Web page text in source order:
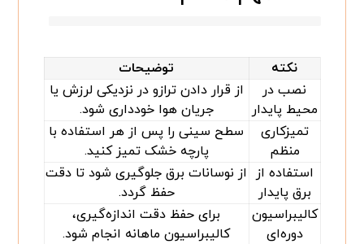
نکته
توضیحات
نصب در
محیط پایدار
از قرار دادن ترازو در نزدیکی لرزش یا
جریان هوا خودداری شود.
تمیزکاری
منظم
سطح سینی را پس از هر استفاده با
پارچه خشک تمیز کنید.
استفاده از
برق پایدار
از نوسانات برق جلوگیری شود تا دقت
حفظ گردد.
کالیبراسیون
دوره‌ای
برای حفظ دقت اندازه‌گیری،
کالیبراسیون ماهانه انجام شود.